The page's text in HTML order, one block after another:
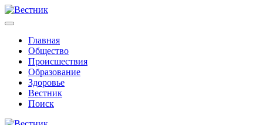
Главная
Общество
Происшествия
Образование
Здоровье
Вестник
Поиск